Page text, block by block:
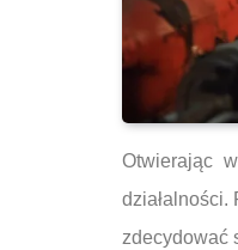
Otwierając
zdecydować